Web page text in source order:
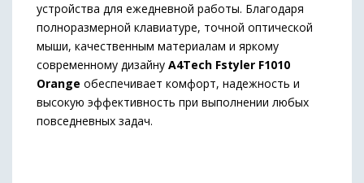
устройства для ежедневной работы. Благодаря
полноразмерной клавиатуре, точной оптической
мыши, качественным материалам и яркому
современному дизайну A4Tech Fstyler F1010
Orange обеспечивает комфорт, надежность и
высокую эффективность при выполнении любых
повседневных задач.